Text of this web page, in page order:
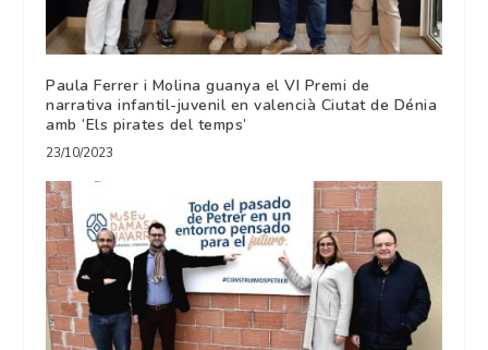
Paula Ferrer i Molina guanya el VI Premi de
narrativa infantil-juvenil en valencià Ciutat de Dénia
amb ‘Els pirates del temps’
23/10/2023